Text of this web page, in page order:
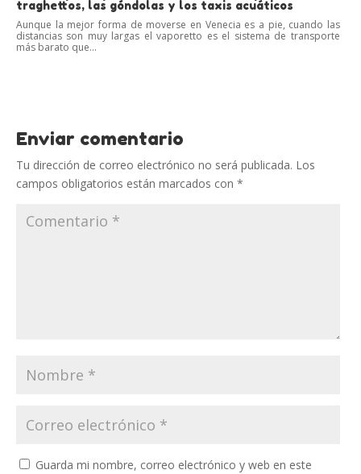
traghettos, las góndolas y los taxis acuáticos
Aunque la mejor forma de moverse en Venecia es a pie, cuando las
distancias son muy largas el vaporetto es el sistema de transporte
más barato que...
Enviar comentario
Tu dirección de correo electrónico no será publicada. Los
campos obligatorios están marcados con *
Guarda mi nombre, correo electrónico y web en este